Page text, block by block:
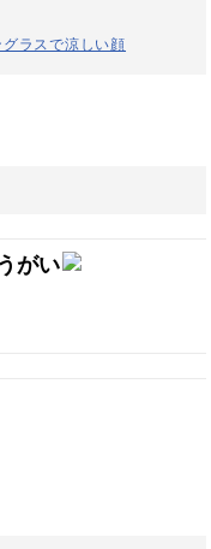
ラスで涼しい顔
がい